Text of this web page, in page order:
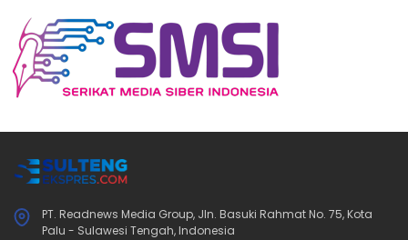
PT. Readnews Media Group, Jln. Basuki Rahmat No. 75, Kota
Palu - Sulawesi Tengah, Indonesia